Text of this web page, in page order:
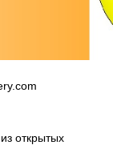
открытых